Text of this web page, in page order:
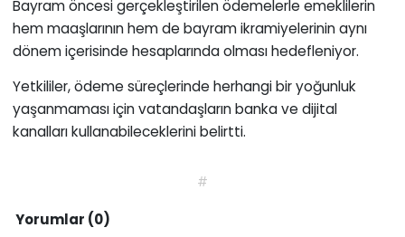
Bayram öncesi gerçekleştirilen ödemelerle emeklilerin
hem maaşlarının hem de bayram ikramiyelerinin aynı
dönem içerisinde hesaplarında olması hedefleniyor.
Yetkililer, ödeme süreçlerinde herhangi bir yoğunluk
yaşanmaması için vatandaşların banka ve dijital
kanalları kullanabileceklerini belirtti.
#
Yorumlar (0)